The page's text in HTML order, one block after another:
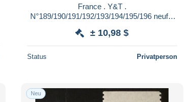
France . Y&T .
N°189/190/191/192/193/194/195/196 neuf**
± 10,98 $
Status Privatperson
Neu